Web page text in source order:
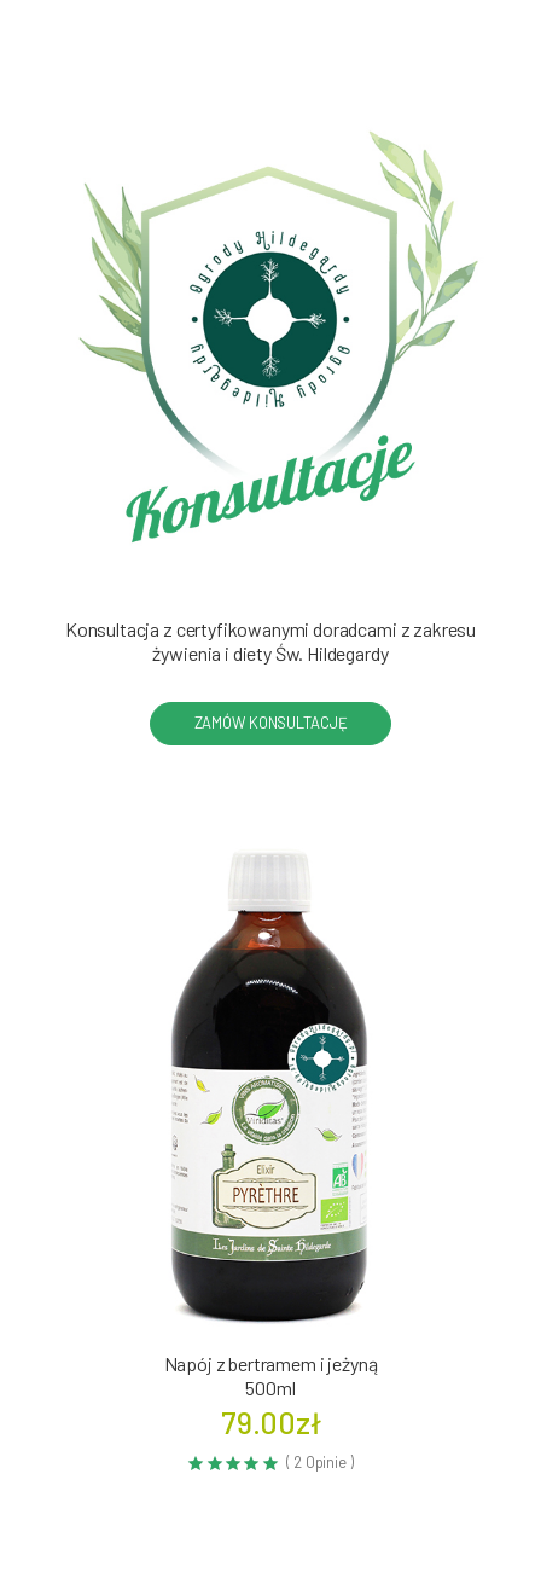
Konsultacja z certyfikowanymi doradcami z zakresu
żywienia i diety Św. Hildegardy
ZAMÓW KONSULTACJĘ
Napój z bertramem i jeżyną
500ml
79.00zł
( 2 Opinie )